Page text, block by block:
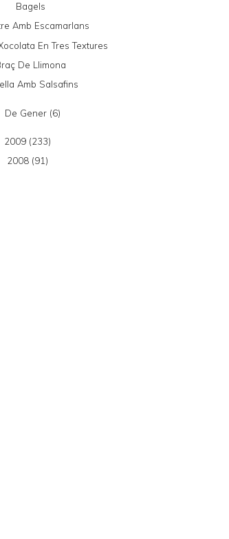
Bagels
Amb Escamarlans
En Tres Textures
De Llimona
Amb Salsafins
De Gener (6)
2009 (233)
2008 (91)